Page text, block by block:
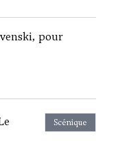
pour
Scénique